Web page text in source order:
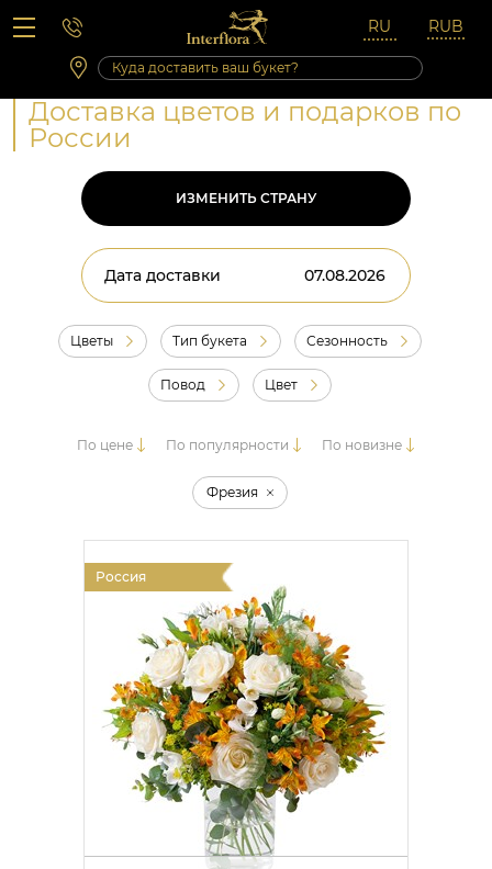
Вопросы-ответы
Сб 10:00 ‐ 14:00
Выходные и праздничные дни
Доставка цветов и подарков по
России
ИЗМЕНИТЬ СТРАНУ
Дата доставки
Цветы Тип букета Сезонность
Повод Цвет
По цене По популярности По новизне
Фрезия
Россия